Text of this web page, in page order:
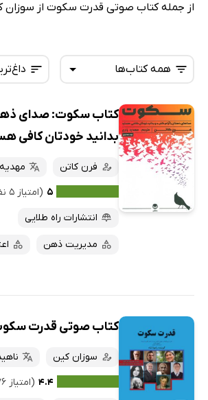
از جمله کتاب صوتی قدرت سکوت از سوزان
تازه‌ها
داغ‌ترین‌ها
ارزان
همه کتاب‌ها
همه کتاب‌ها
کتاب‌های صوتی
کتاب‌های متنی
کتاب سکوت: صدای
بدانید خودتان کافی
فرن کاتن
۵ (امتیاز ۵ نفر)
انتشارات راه طلایی
مدیریت ذهن
کتاب صوتی قدرت
سوزان کین
۴.۴ (امتیاز ۱۷۶ نفر)